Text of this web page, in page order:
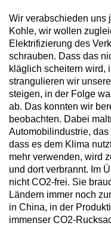
Wir verabschieden uns
Kohle, wir wollen
Elektrifizierung des
schrauben. Dass das
kläglich scheitern wird,
strangulieren wir
steigen, in der Folge
ab. Das konnten wir
beobachten. Dabei
Automobilindustrie,
dass es dem Klima
mehr verwenden, wird
und dort verbrannt. Im
nicht CO2-frei. Sie
Ländern immer noch
in China, in der
immenser CO2-